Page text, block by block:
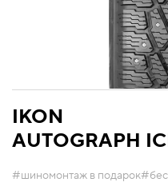
IKON
AUTOGRAPH
#шиномонтаж в подарок